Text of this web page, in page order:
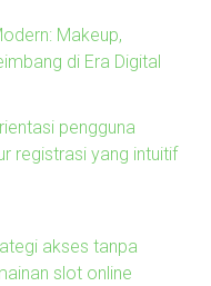
Makeup,
di Era Digital
pengguna
registrasi yang intuitif
akses tanpa
slot online